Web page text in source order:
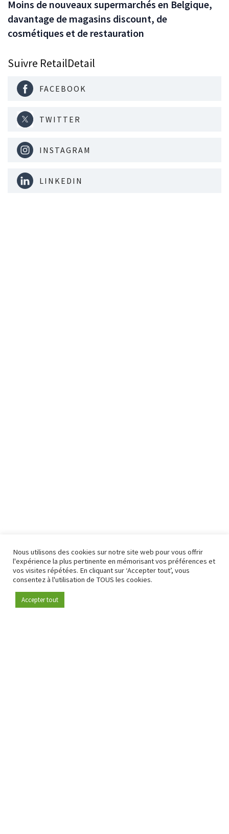
Devenez membre
Moins de nouveaux supermarchés en Belgique,
davantage de magasins discount, de
cosmétiques et de restauration
Suivre RetailDetail
FACEBOOK
TWITTER
INSTAGRAM
LINKEDIN
Nous utilisons des cookies sur notre site web pour vous offrir
l'expérience la plus pertinente en mémorisant vos préférences et
vos visites répétées. En cliquant sur ‘Accepter tout’, vous
consentez à l'utilisation de TOUS les cookies.
Accepter tout